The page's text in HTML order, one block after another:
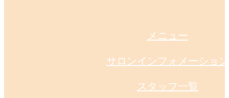
メニュー
サロンインフォメーション
スタッフ一覧